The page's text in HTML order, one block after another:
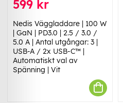
599 kr
Nedis Väggladdare | 100 W
| GaN | PD3.0 | 2.5 / 3.0 /
5.0 A | Antal utgångar: 3 |
USB-A / 2x USB-C™ |
Automatiskt val av
Spänning | Vit